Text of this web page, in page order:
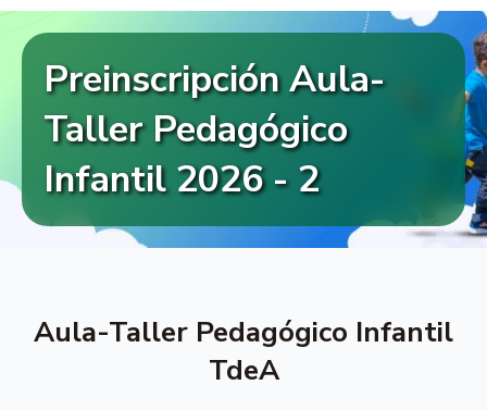
Preinscripción Aula-
Taller Pedagógico
Infantil 2026 - 2
Aula-Taller Pedagógico Infantil
TdeA